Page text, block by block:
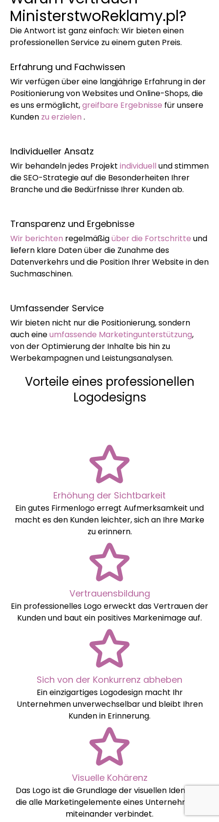
MinisterstwoReklamy.pl?
Die Antwort ist ganz einfach: Wir bieten einen
professionellen Service zu einem guten Preis.
Erfahrung und Fachwissen
Wir verfügen über eine langjährige Erfahrung in der
Positionierung von Websites und Online-Shops, die
es uns ermöglicht,greifbare Ergebnisse für unsere
Kunden zu erzielen .
Individueller Ansatz
Wir behandeln jedes Projekt individuellund stimmen
die SEO-Strategie auf die Besonderheiten Ihrer
Branche und die Bedürfnisse Ihrer Kunden ab.
Transparenz und Ergebnisse
Wir berichten regelmäßigüber die Fortschritte und
liefern klare Daten über die Zunahme des
Datenverkehrs und die Position Ihrer Website in den
Suchmaschinen.
Umfassender Service
Wir bieten nicht nur die Positionierung, sondern
auch eineumfassende Marketingunterstützung,
von der Optimierung der Inhalte bis hin zu
Werbekampagnen und Leistungsanalysen.
Vorteile eines professionellen
Logodesigns
Erhöhung der Sichtbarkeit
Ein gutes Firmenlogo erregt Aufmerksamkeit und
macht es den Kunden leichter, sich an Ihre Marke
zu erinnern.
Vertrauensbildung
Ein professionelles Logo erweckt das Vertrauen der
Kunden und baut ein positives Markenimage auf.
Sich von der Konkurrenz abheben
Ein einzigartiges Logodesign macht Ihr
Unternehmen unverwechselbar und bleibt Ihren
Kunden in Erinnerung.
Visuelle Kohärenz
Das Logo ist die Grundlage der visuellen Identität,
die alle Marketingelemente eines Unternehmens
miteinander verbindet.